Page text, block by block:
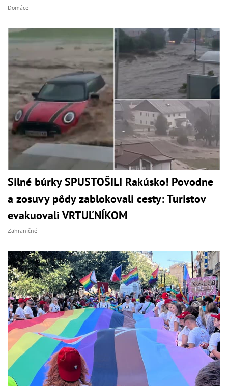
Domáce
Silné búrky SPUSTOŠILI Rakúsko! Povodne
a zosuvy pôdy zablokovali cesty: Turistov
evakuovali VRTUĽNÍKOM
Zahraničné